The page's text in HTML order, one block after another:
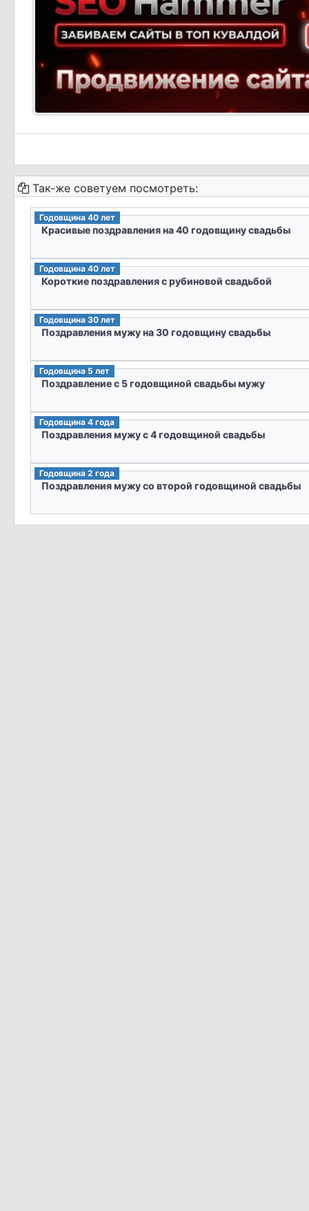
Так-же советуем посмотреть:
Годовщина 40 лет
Красивые поздравления на 40 годовщину свадьбы
Годовщина 40 лет
Короткие поздравления с рубиновой свадьбой
Годовщина 30 лет
Поздравления мужу на 30 годовщину свадьбы
Годовщина 5 лет
Поздравление с 5 годовщиной свадьбы мужу
Годовщина 4 года
Поздравления мужу с 4 годовщиной свадьбы
Годовщина 2 года
Поздравления мужу со второй годовщиной свадьбы